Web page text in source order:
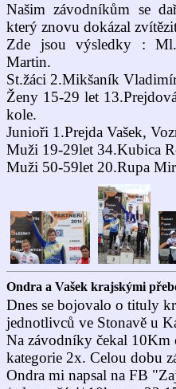
Našim závodníkům se
který znovu dokázal
Zde jsou výsledky :
Martin.
St.žáci 2.Mikšaník
Ženy 15-29 let
kole.
Junioři 1.Prejda Vašek,
Muži 19-29let 34.Kubica
Muži 50-59let 20.Rupa
Ondra a Vašek krajskými
Dnes se bojovalo o tituly
jednotlivců ve Stonavě u
Na závodníky čekal 10Km
kategorie 2x. Celou dobu
Ondra mi napsal na FB